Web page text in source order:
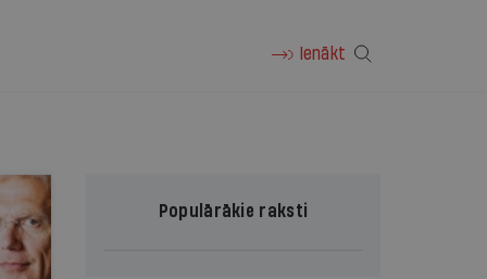
Ienākt
Populārākie raksti